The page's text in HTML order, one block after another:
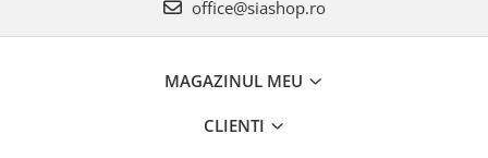
office@siashop.ro
MAGAZINUL MEU
CLIENTI